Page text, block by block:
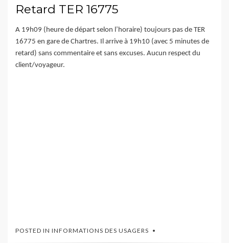
ON
Retard TER 16775
A 19h09 (heure de départ selon l’horaire) toujours pas de TER
16775 en gare de Chartres. Il arrive à 19h10 (avec 5 minutes de
retard) sans commentaire et sans excuses. Aucun respect du
client/voyageur.
POSTED IN INFORMATIONS DES USAGERS